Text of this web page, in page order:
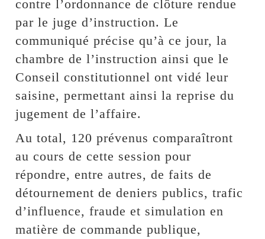
contre l’ordonnance de clôture rendue
par le juge d’instruction. Le
communiqué précise qu’à ce jour, la
chambre de l’instruction ainsi que le
Conseil constitutionnel ont vidé leur
saisine, permettant ainsi la reprise du
jugement de l’affaire.
Au total, 120 prévenus comparaîtront
au cours de cette session pour
répondre, entre autres, de faits de
détournement de deniers publics, trafic
d’influence, fraude et simulation en
matière de commande publique,